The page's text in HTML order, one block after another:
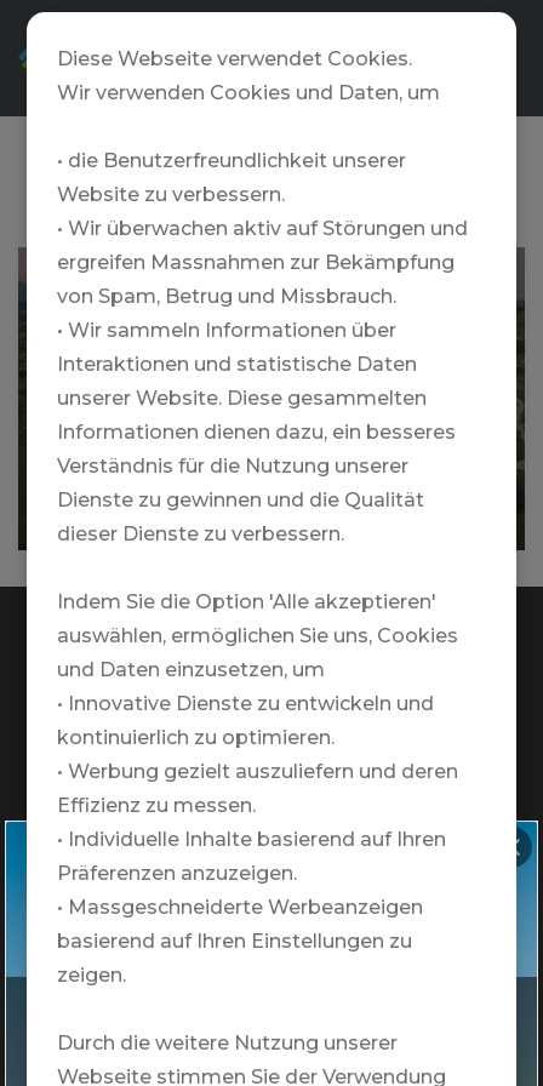
DE
Sizilien
VERDURA RESORT, A ROCCO FORTE
HOTEL
Mehr
Google Maps Standort
+41 41 552 55 00
Telefonische Öffnungszeiten:
Montag bis Freitag:
09.00 - 12.00 / 13.00 - 18.00
Team
Diese Webseite verwendet Cookies.
Wir verwenden Cookies und Daten, um
• die Benutzerfreundlichkeit unserer
Website zu verbessern.
• Wir überwachen aktiv auf Störungen und
ergreifen Massnahmen zur Bekämpfung
von Spam, Betrug und Missbrauch.
• Wir sammeln Informationen über
Interaktionen und statistische Daten
unserer Website. Diese gesammelten
Informationen dienen dazu, ein besseres
Verständnis für die Nutzung unserer
Dienste zu gewinnen und die Qualität
dieser Dienste zu verbessern.
Indem Sie die Option 'Alle akzeptieren'
auswählen, ermöglichen Sie uns, Cookies
und Daten einzusetzen, um
• Innovative Dienste zu entwickeln und
kontinuierlich zu optimieren.
• Werbung gezielt auszuliefern und deren
Effizienz zu messen.
• Individuelle Inhalte basierend auf Ihren
Präferenzen anzuzeigen.
• Massgeschneiderte Werbeanzeigen
basierend auf Ihren Einstellungen zu
zeigen.
Durch die weitere Nutzung unserer
Webseite stimmen Sie der Verwendung
Gewinnspiel
Edelweiss
auf einen Flug mit Edelweiss innerhalb Europas.